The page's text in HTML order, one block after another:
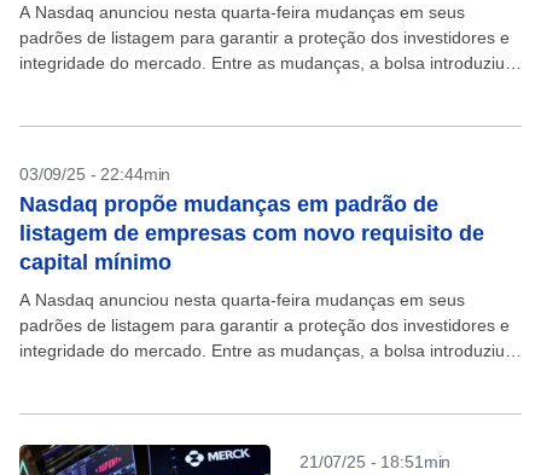
A Nasdaq anunciou nesta quarta-feira mudanças em seus
padrões de listagem para garantir a proteção dos investidores e
integridade do mercado. Entre as mudanças, a bolsa introduziu
03/09/25 - 22:44min
Nasdaq propõe mudanças em padrão de
listagem de empresas com novo requisito de
capital mínimo
A Nasdaq anunciou nesta quarta-feira mudanças em seus
padrões de listagem para garantir a proteção dos investidores e
integridade do mercado. Entre as mudanças, a bolsa introduziu
21/07/25 - 18:51min